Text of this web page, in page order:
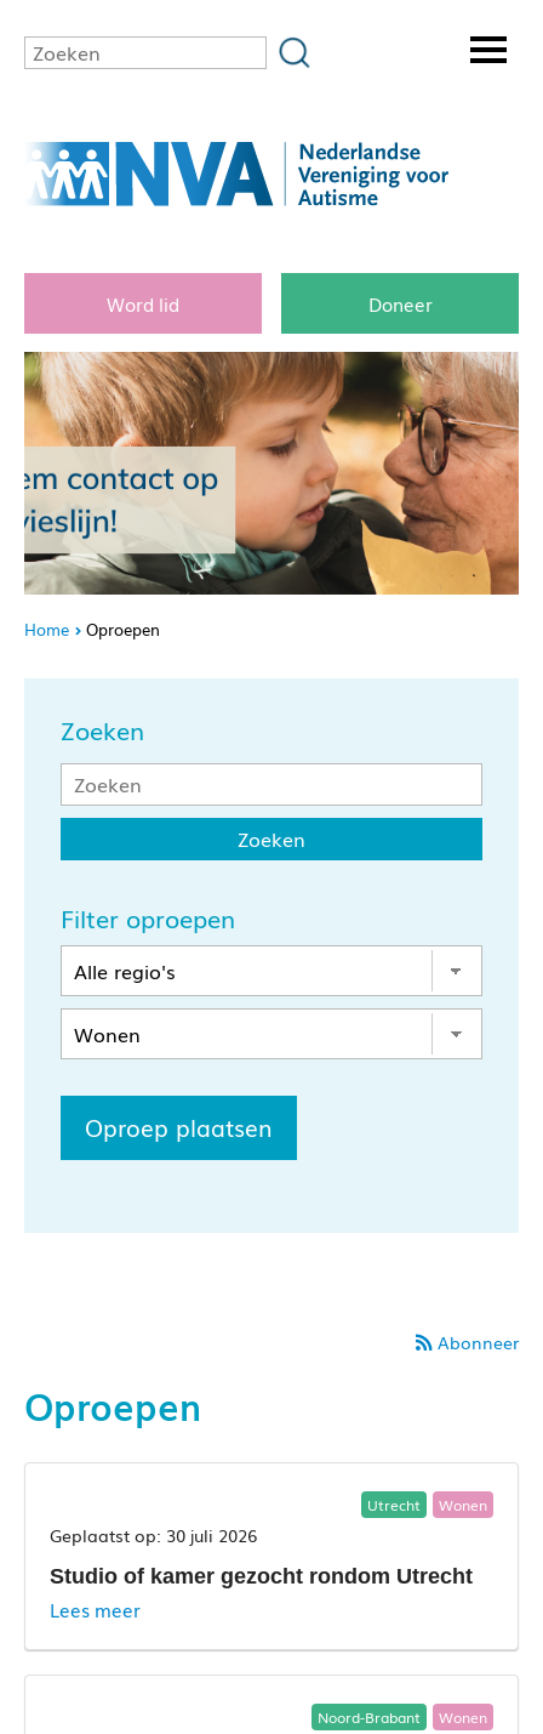
Word lid Doneer
Home Oproepen
Zoeken
Filter oproepen
Oproep plaatsen
Abonneer
Oproepen
Utrecht Wonen
30 juli 2026
Studio of kamer gezocht rondom Utrecht
Lees meer
Noord-Brabant Wonen